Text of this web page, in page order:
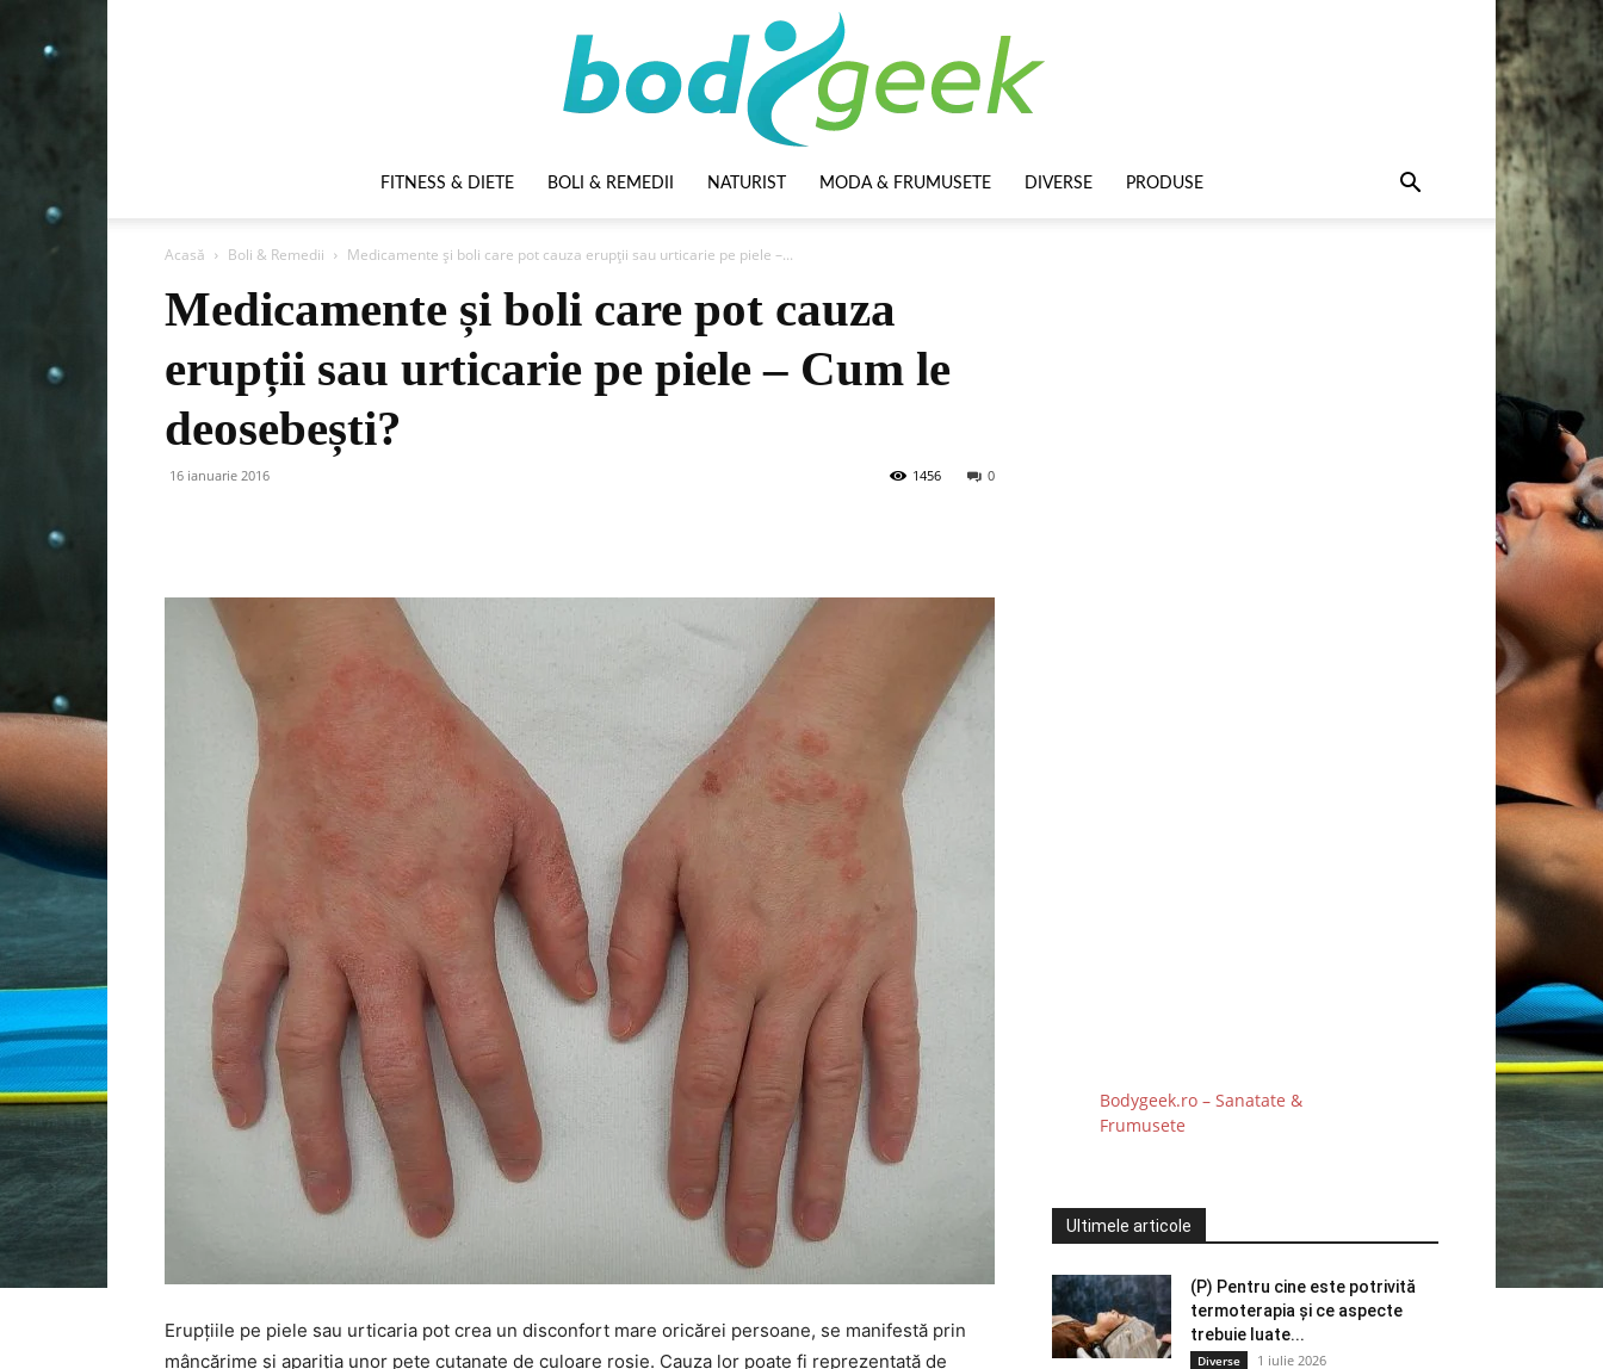
FITNESS & DIETE BOLI & REMEDII NATURIST MODA & FRUMUSETE DIVERSE PRODUSE
Acasă Boli & Remedii Medicamente și boli care pot cauza erupții sau urticarie pe piele –...
Medicamente și boli care pot cauza
erupții sau urticarie pe piele – Cum le
deosebești?
16 ianuarie 2016 0
1456
Erupțiile pe piele sau urticaria pot crea un disconfort mare oricărei persoane, se manifestă prin
mâncărime și apariția unor pete cutanate de culoare roșie. Cauza lor poate fi reprezentată de
Bodygeek.ro – Sanatate &
Frumusete
Ultimele articole
(P) Pentru cine este potrivită
termoterapia și ce aspecte
trebuie luate...
Diverse 1 iulie 2026